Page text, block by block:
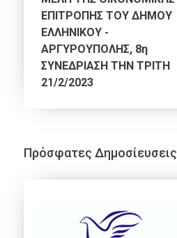
ΕΠΙΤΡΟΠΗΣ ΤΟΥ ΔΗΜΟΥ
ΕΛΛΗΝΙΚΟΥ -
ΑΡΓΥΡΟΥΠΟΛΗΣ, 8η
ΣΥΝΕΔΡΙΑΣΗ ΤΗΝ ΤΡΙΤΗ
21/2/2023
Πρόσφατες Δημοσίευσεις